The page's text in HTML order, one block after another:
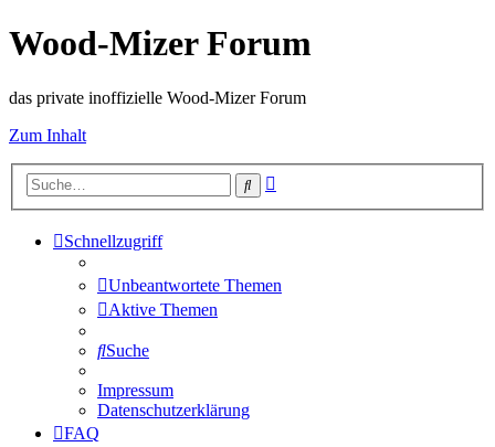
Wood-Mizer Forum
das private inoffizielle Wood-Mizer Forum
Zum Inhalt
Suche
Schnellzugriff
Unbeantwortete Themen
Aktive Themen
Suche
Impressum
Datenschutzerklärung
FAQ